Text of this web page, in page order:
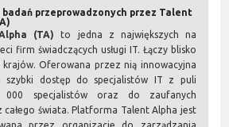
badań przeprowadzonych przez Talent
(TA)
to jedna z największych na
firm świadczących usługi IT. Łączy blisko
Oferowana przez nią innowacyjna
szybki dostęp do specjalistów IT z puli
000 specjalistów oraz do zaufanych
całego świata. Platforma Talent Alpha jest
przez organizacje do zarządzania